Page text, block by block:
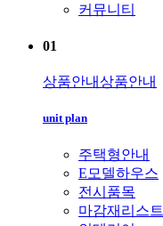
커뮤니티
01
상품안내상품안내
unit plan
주택형안내
E모델하우스
전시품목
마감재리스트